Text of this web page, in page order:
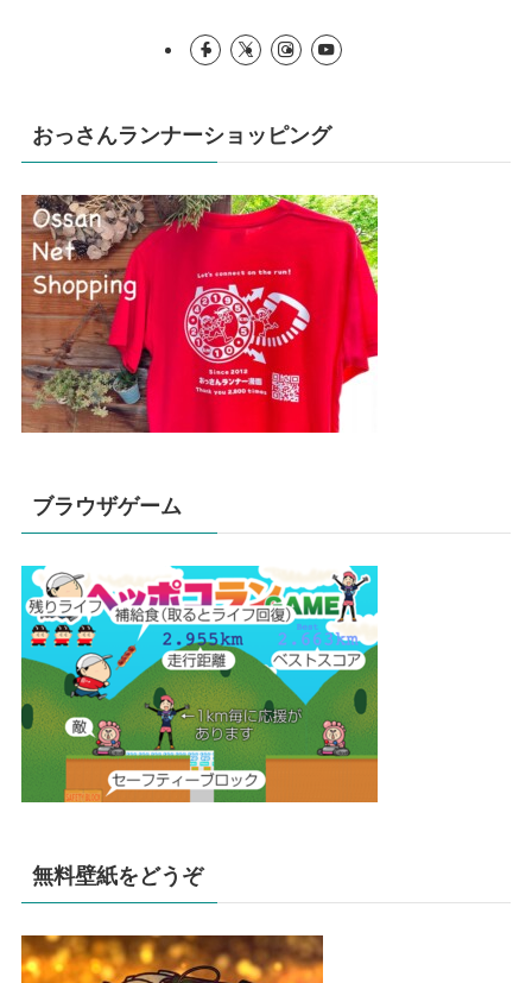
おっさんランナーショッピング
ブラウザゲーム
無料壁紙をどうぞ